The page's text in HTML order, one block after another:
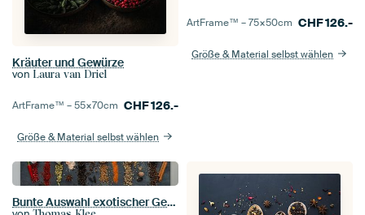
Kräuter und Gewürze
von Laura van Driel
ArtFrame™ –55×70cm CHF126.-
Größe & Material selbst wählen
ArtFrame™ –75×50cm CHF126.-
Größe & Material selbst wählen
Bunte Auswahl exotischer Gewürze auf einer Schieferplatte III